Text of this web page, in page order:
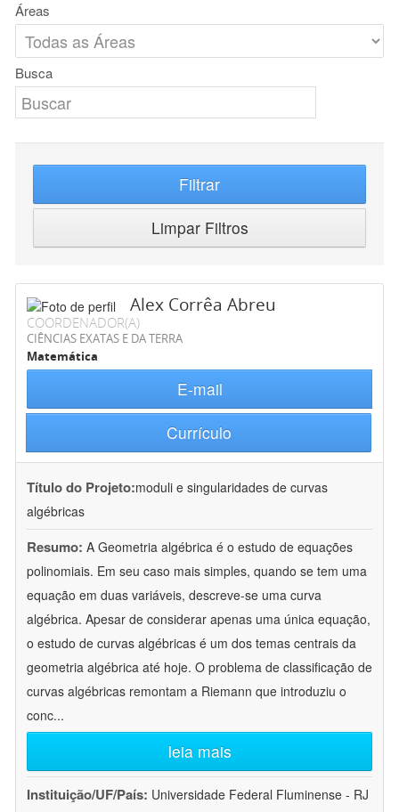
Áreas
Busca
Filtrar
Limpar Filtros
Alex Corrêa Abreu
COORDENADOR(A)
CIÊNCIAS EXATAS E DA TERRA
Matemática
E-mail
Currículo
Título do Projeto:moduli e singularidades de curvas
algébricas
Resumo: A Geometria algébrica é o estudo de equações
polinomiais. Em seu caso mais simples, quando se tem uma
equação em duas variáveis, descreve-se uma curva
algébrica. Apesar de considerar apenas uma única equação,
o estudo de curvas algébricas é um dos temas centrais da
geometria algébrica até hoje. O problema de classificação de
curvas algébricas remontam a Riemann que introduziu o
conc...
leia mais
Instituição/UF/País: Universidade Federal Fluminense - RJ